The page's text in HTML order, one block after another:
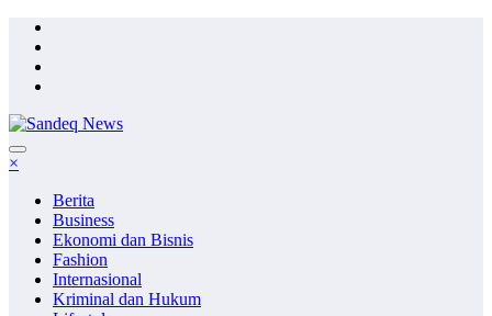
Skip
content
×
Berita
Business
Ekonomi dan Bisnis
Fashion
Internasional
Kriminal dan Hukum